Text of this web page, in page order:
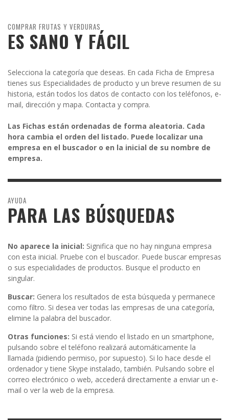
COMPRAR FRUTAS Y VERDURAS
ES SANO Y FÁCIL
Selecciona la categoría que deseas. En cada Ficha de Empresa
tienes sus Especialidades de producto y un breve resumen de su
historia, están todos los datos de contacto con los teléfonos, e-
mail, dirección y mapa. Contacta y compra.
Las Fichas están ordenadas de forma aleatoria. Cada
hora cambia el orden del listado. Puede localizar una
empresa en el buscador o en la inicial de su nombre de
empresa.
AYUDA
PARA LAS BÚSQUEDAS
No aparece la inicial: Significa que no hay ninguna empresa
con esta inicial. Pruebe con el buscador. Puede buscar empresas
o sus especialidades de productos. Busque el producto en
singular.
Buscar: Genera los resultados de esta búsqueda y permanece
como filtro. Si desea ver todas las empresas de una categoría,
elimine la palabra del buscador.
Otras funciones: Si está viendo el listado en un smartphone,
pulsando sobre el teléfono realizará automáticamente la
llamada (pidiendo permiso, por supuesto). Si lo hace desde el
ordenador y tiene Skype instalado, también. Pulsando sobre el
correo electrónico o web, accederá directamente a enviar un e-
mail o ver la web de la empresa.